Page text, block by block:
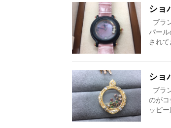
ショ
ブラ
パー
され
ショ
ブラ
のが
ッピ